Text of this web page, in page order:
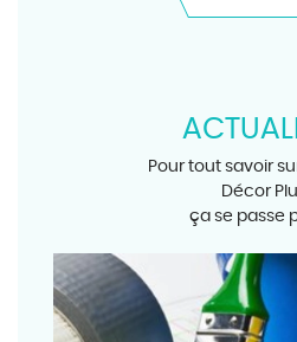
Pour tout savoir
Décor
ça se passe